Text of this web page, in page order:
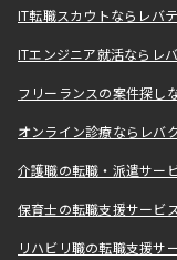
IT転職スカウトならレバ
ITエンジニア就活ならレ
フリーランスの案件探し
オンライン診療ならレバ
介護職の転職・派遣サー
保育士の転職支援サービ
リハビリ職の転職支援サ